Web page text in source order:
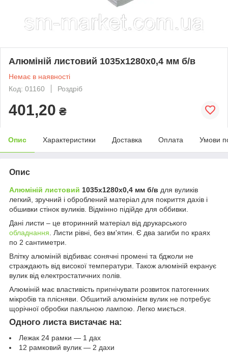
Алюміній листовий 1035x1280х0,4 мм б/в
Немає в наявності
Код: 01160
Роздріб
401,20 ₴
Опис Характеристики Доставка Оплата Умови
Опис
Алюміній листовий 1035x1280х0,4 мм б/в для вуликів
легкий, зручний і оброблений матеріал для покриття дахів і
обшивки стінок вуликів. Відмінно підійде для оббивки.
Дані листи – це вторинний матеріал від друкарського
обладнання . Листи рівні, без вм'ятин. Є два загиби по краях
по 2 сантиметри.
Влітку алюміній відбиває сонячні промені та бджоли не
страждають від високої температури. Також алюміній екранує
вулик від електростатичних полів.
Алюміній має властивість пригнічувати розвиток патогенних
мікробів та плісняви. Обшитий алюмінієм вулик не потребує
щорічної обробки паяльною лампою. Легко миється.
Одного листа вистачає на:
Лежак 24 рамки — 1 дах
12 рамковий вулик — 2 дахи